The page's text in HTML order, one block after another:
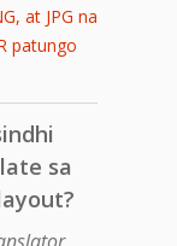
at JPG na
patungo
sa